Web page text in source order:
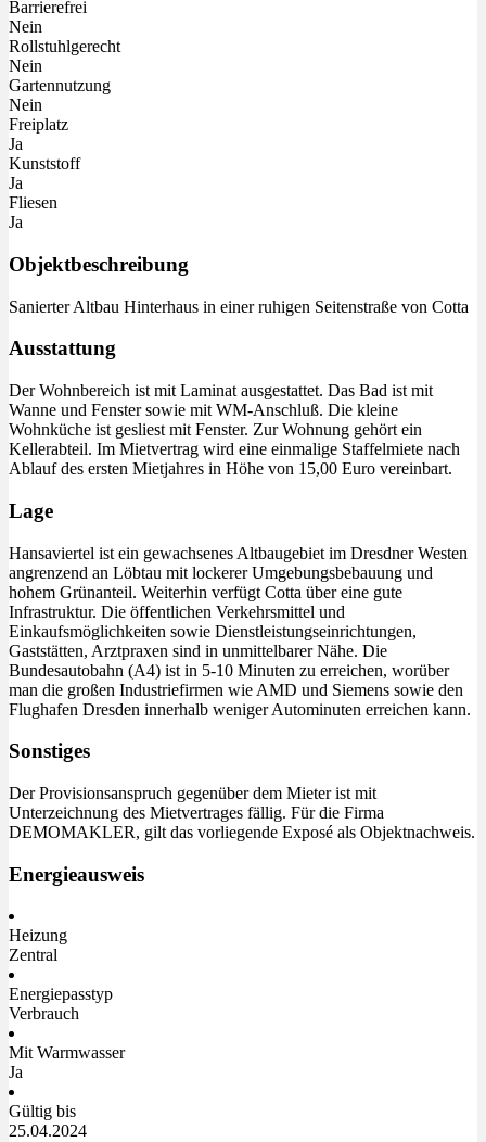
Barrierefrei
Nein
Rollstuhlgerecht
Nein
Gartennutzung
Nein
Freiplatz
Ja
Kunststoff
Ja
Fliesen
Ja
Objektbeschreibung
Sanierter Altbau Hinterhaus in einer ruhigen Seitenstraße von Cotta
Ausstattung
Der Wohnbereich ist mit Laminat ausgestattet. Das Bad ist mit
Wanne und Fenster sowie mit WM-Anschluß. Die kleine
Wohnküche ist gesliest mit Fenster. Zur Wohnung gehört ein
Kellerabteil. Im Mietvertrag wird eine einmalige Staffelmiete nach
Ablauf des ersten Mietjahres in Höhe von 15,00 Euro vereinbart.
Lage
Hansaviertel ist ein gewachsenes Altbaugebiet im Dresdner Westen
angrenzend an Löbtau mit lockerer Umgebungsbebauung und
hohem Grünanteil. Weiterhin verfügt Cotta über eine gute
Infrastruktur. Die öffentlichen Verkehrsmittel und
Einkaufsmöglichkeiten sowie Dienstleistungseinrichtungen,
Gaststätten, Arztpraxen sind in unmittelbarer Nähe. Die
Bundesautobahn (A4) ist in 5-10 Minuten zu erreichen, worüber
man die großen Industriefirmen wie AMD und Siemens sowie den
Flughafen Dresden innerhalb weniger Autominuten erreichen kann.
Sonstiges
Der Provisionsanspruch gegenüber dem Mieter ist mit
Unterzeichnung des Mietvertrages fällig. Für die Firma
DEMOMAKLER, gilt das vorliegende Exposé als Objektnachweis.
Energieausweis
Heizung
Zentral
Energiepasstyp
Verbrauch
Mit Warmwasser
Ja
Gültig bis
25.04.2024